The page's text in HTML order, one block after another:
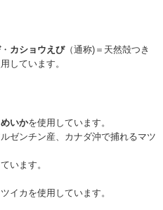
・ カショウえび（通称)＝天然殻つき
しています。
いかを使用しています。
ゼンチン産、カナダ沖で捕れるマツ
います。
イカ を使用しています。